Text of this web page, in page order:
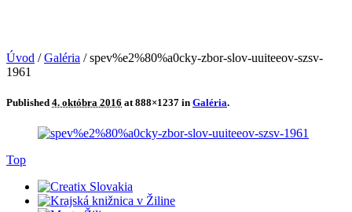
Úvod /Galéria /spev%e2%80%a0cky-zbor-slov-uuiteeov-szsv-
1961
Published 4. októbra 2016 at 888×1237 in Galéria.
Top